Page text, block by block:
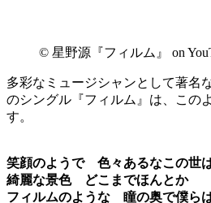
©︎ 星野源『フィルム』 on
多彩なミュージシャンとして著名
のシングル『フィルム』は、この
す。
笑顔のようで 色々あるなこの世
綺麗な景色 どこまでほんとか
フィルムのような 瞳の奥で僕ら